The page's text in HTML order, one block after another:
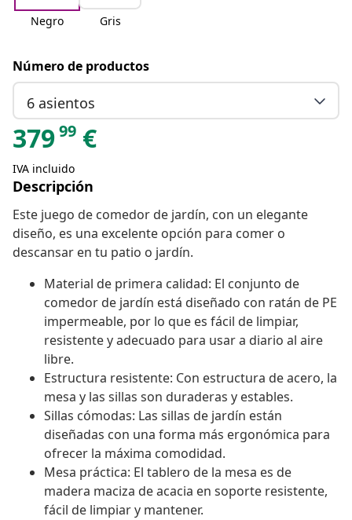
Negro Gris
Número de productos
6 asientos
37999 €
IVA incluido
Descripción
Este juego de comedor de jardín, con un elegante
diseño, es una excelente opción para comer o
descansar en tu patio o jardín.
Material de primera calidad: El conjunto de
comedor de jardín está diseñado con ratán de PE
impermeable, por lo que es fácil de limpiar,
resistente y adecuado para usar a diario al aire
libre.
Estructura resistente: Con estructura de acero, la
mesa y las sillas son duraderas y estables.
Sillas cómodas: Las sillas de jardín están
diseñadas con una forma más ergonómica para
ofrecer la máxima comodidad.
Mesa práctica: El tablero de la mesa es de
madera maciza de acacia en soporte resistente,
fácil de limpiar y mantener.